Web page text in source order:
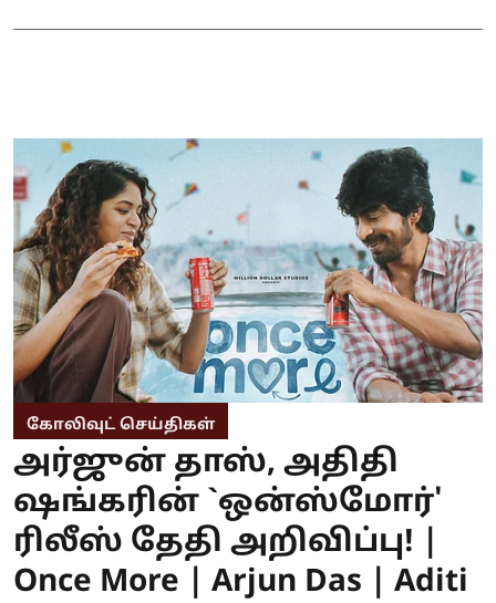
கோலிவுட் செய்திகள்
அர்ஜுன் தாஸ், அதிதி
ஷங்கரின் `ஒன்ஸ்மோர்'
ரிலீஸ் தேதி அறிவிப்பு! |
Once More | Arjun Das | Aditi